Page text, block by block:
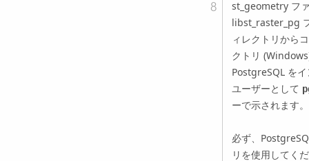
st_geometry フ
libst_raster_pg
ィレクトリから
クトリ
PostgreSQL を
ユーザーとして
ーで示されます。
必ず、
リを使用してく